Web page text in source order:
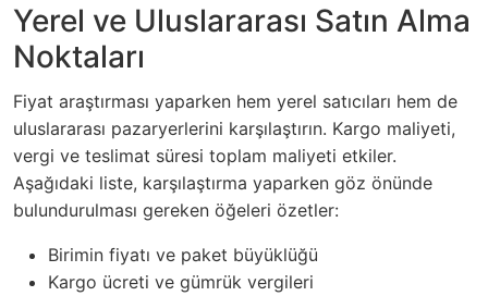
Yerel ve Uluslararası Satın Alma
Noktaları
Fiyat araştırması yaparken hem yerel satıcıları hem de
uluslararası pazaryerlerini karşılaştırın. Kargo maliyeti,
vergi ve teslimat süresi toplam maliyeti etkiler.
Aşağıdaki liste, karşılaştırma yaparken göz önünde
bulundurulması gereken öğeleri özetler:
Birimin fiyatı ve paket büyüklüğü
Kargo ücreti ve gümrük vergileri